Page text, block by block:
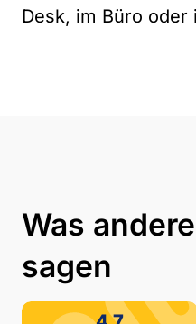
Desk, im Büro oder
Was
sagen